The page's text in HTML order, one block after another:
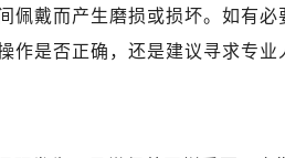
北京路928号同德昆明广场写字
区中山东路39号勒泰中心写字楼
佩戴而产生磨损或损坏。如有
作是否正确，还是建议寻求专业